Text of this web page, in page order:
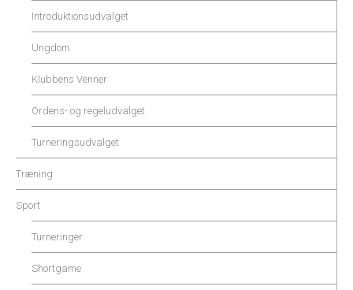
Introduktionsudvalget
Ungdom
Klubbens Venner
Ordens- og regeludvalget
Turneringsudvalget
Træning
Sport
Turneringer
Shortgame